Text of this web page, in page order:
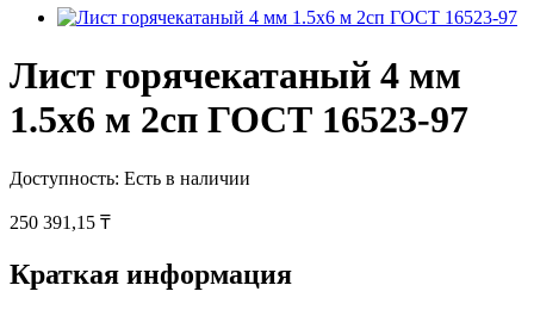
Лист горячекатаный 4 мм
1.5х6 м 2сп ГОСТ 16523-97
Доступность: Есть в наличии
250 391,15 ₸
Краткая информация